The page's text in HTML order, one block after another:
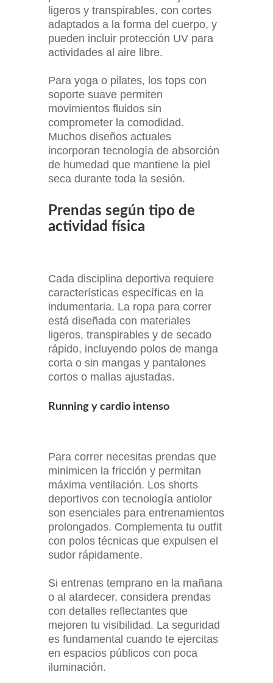
ligeros y transpirables, con cortes
adaptados a la forma del cuerpo, y
pueden incluir protección UV para
actividades al aire libre.
Para yoga o pilates, los tops con
soporte suave permiten
movimientos fluidos sin
comprometer la comodidad.
Muchos diseños actuales
incorporan tecnología de absorción
de humedad que mantiene la piel
seca durante toda la sesión.
Prendas según tipo de
actividad física
Cada disciplina deportiva requiere
características específicas en la
indumentaria. La ropa para correr
está diseñada con materiales
ligeros, transpirables y de secado
rápido, incluyendo polos de manga
corta o sin mangas y pantalones
cortos o mallas ajustadas.
Running y cardio intenso
Para correr necesitas prendas que
minimicen la fricción y permitan
máxima ventilación. Los shorts
deportivos con tecnología antiolor
son esenciales para entrenamientos
prolongados. Complementa tu outfit
con polos técnicas que expulsen el
sudor rápidamente.
Si entrenas temprano en la mañana
o al atardecer, considera prendas
con detalles reflectantes que
mejoren tu visibilidad. La seguridad
es fundamental cuando te ejercitas
en espacios públicos con poca
iluminación.